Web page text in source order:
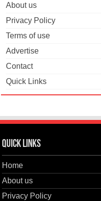
About us
Privacy Policy
Terms of use
Advertise
Contact
Quick Links
Quick Links
Home
About us
Privacy Policy